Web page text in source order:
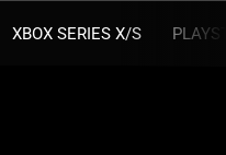
XBOX SERIES X/S